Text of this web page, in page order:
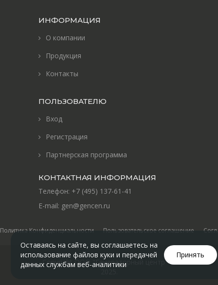
ИНФОРМАЦИЯ
О компании
Продукция
Контакты
ПОЛЬЗОВАТЕЛЮ
Вход
Регистрация
Партнерская программа
КОНТАКТНАЯ ИНФОРМАЦИЯ
Телефон: +7 (495) 137-61-41
E-mail: gen@gencen.ru
Политика Конфиденциальности Пользовательское соглашение
Copyright ООО "Генераторный центр" ©
Оставаясь на сайте, вы соглашаетесь на
использование файлов куки и передачей
данных службам веб-аналитики
Принять